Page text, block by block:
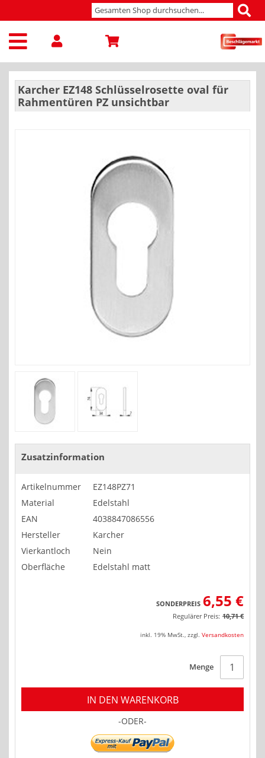
Karcher EZ148 Schlüsselrosette oval für
Rahmentüren PZ unsichtbar
Zusatzinformation
Artikelnummer
EZ148PZ71
Material
Edelstahl
EAN
4038847086556
Hersteller
Karcher
Vierkantloch
Nein
Oberfläche
Edelstahl matt
SONDERPREIS 6,55 €
Regulärer Preis: 10,71 €
inkl. 19% MwSt., zzgl. Versandkosten
Menge
IN DEN WARENKORB
-ODER-